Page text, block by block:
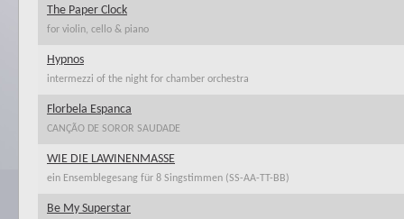
The Paper Clock
for violin, cello & piano
Hypnos
intermezzi of the night for chamber orchestra
Florbela Espanca
CANÇÃO DE SOROR SAUDADE
WIE DIE LAWINENMASSE
ein Ensemblegesang für 8 Singstimmen (SS-AA-TT-BB)
Be My Superstar